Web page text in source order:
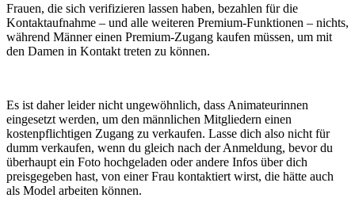
Frauen, die sich verifizieren lassen haben, bezahlen für die
Kontaktaufnahme – und alle weiteren Premium-Funktionen – nichts,
während Männer einen Premium-Zugang kaufen müssen, um mit
den Damen in Kontakt treten zu können.
Es ist daher leider nicht ungewöhnlich, dass Animateurinnen
eingesetzt werden, um den männlichen Mitgliedern einen
kostenpflichtigen Zugang zu verkaufen. Lasse dich also nicht für
dumm verkaufen, wenn du gleich nach der Anmeldung, bevor du
überhaupt ein Foto hochgeladen oder andere Infos über dich
preisgegeben hast, von einer Frau kontaktiert wirst, die hätte auch
als Model arbeiten können.